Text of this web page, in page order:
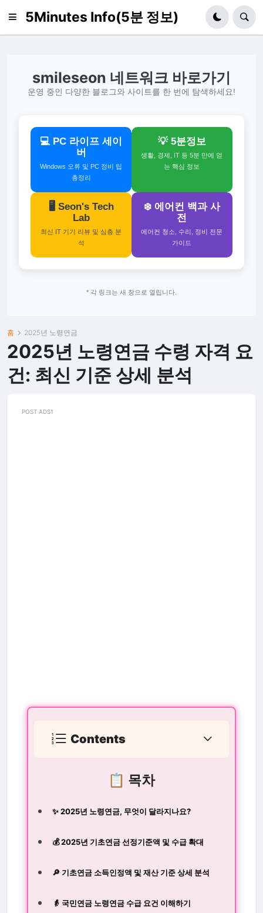
5Minutes Info(5분 정보)
smileseon 네트워크 바로가기
운영 중인 다양한 블로그와 사이트를 한 번에 탐색하세요!
💻 PC 라이프 세이
버
Windows 오류 및 PC 정비 팁
총정리
💡 5분정보
생활, 경제, IT 등 5분 만에 얻
는 핵심 정보
🖥️ Seon's Tech
Lab
최신 IT 기기 리뷰 및 심층 분
석
❄️ 에어컨 백과 사
전
에어컨 청소, 수리, 정비 전문
가이드
* 각 링크는 새 창으로 열립니다.
홈 2025년 노령연금
2025년 노령연금 수령 자격 요
건: 최신 기준 상세 분석
POST ADS1
Contents
📋 목차
✨ 2025년 노령연금, 무엇이 달라지나요?
💰 2025년 기초연금 선정기준액 및 수급 확대
🔎 기초연금 소득인정액 및 재산 기준 상세 분석
👵 국민연금 노령연금 수급 요건 이해하기